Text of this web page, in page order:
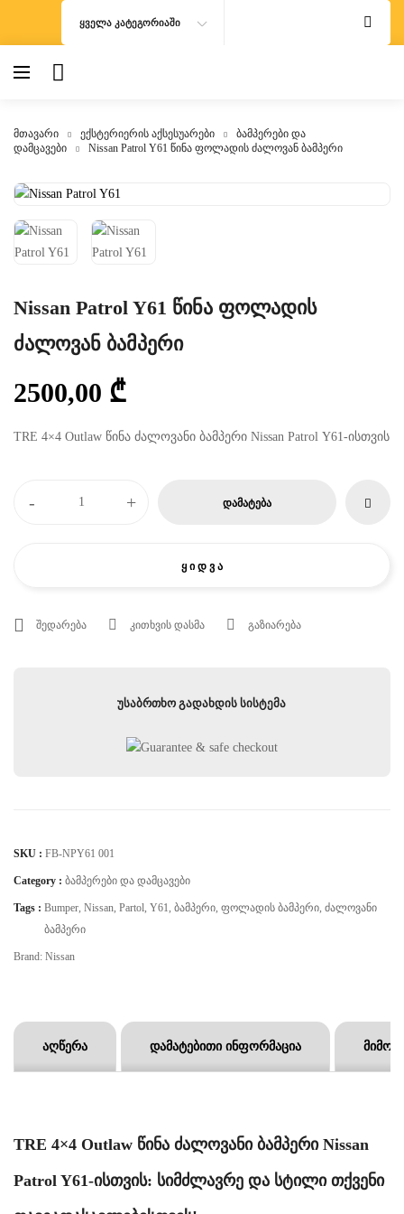
ᲧᲕᲔᲚᲐ ᲙᲐᲢᲔᲒᲝᲠᲘᲐᲨᲘ
მთავარი ექსტერიერის აქსესუარები
ბამპერები და
დამცავები
Nissan Patrol Y61 წინა ფოლადის ძალოვან ბამპერი
Nissan Patrol Y61 წინა ფოლადის
ძალოვან ბამპერი
2500,00 ₾
TRE 4×4 Outlaw წინა ძალოვანი ბამპერი Nissan Patrol Y61-ისთვის
- + ᲓᲐᲛᲐᲢᲔᲑᲐ
Ყ Ი Დ Ვ Ა
შედარება კითხვის დასმა გაზიარება
უსაბრთხო გადახდის სისტემა
SKU : FB-NPY61 001
Category : Ბამპერები Და Დამცავები
Tags : Bumper Nissan Partol Y61 Ბამპერი Ფოლადის Ბამპერი Ძალოვანი
Ბამპერი
Brand: Nissan
აღწერა დამატებითი ინფორმაცია
TRE 4×4 Outlaw წინა ძალოვანი ბამპერი Nissan
Patrol Y61-ისთვის: სიმძლავრე და სტილი თქვენი